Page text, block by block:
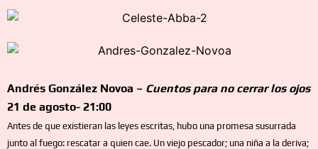
Andrés González Novoa – Cuentos para no cerrar los ojos
21 de agosto- 21:00
Antes de que existieran las leyes escritas, hubo una promesa susurrada
junto al fuego: rescatar a quien cae. Un viejo pescador; una niña a la deriva;